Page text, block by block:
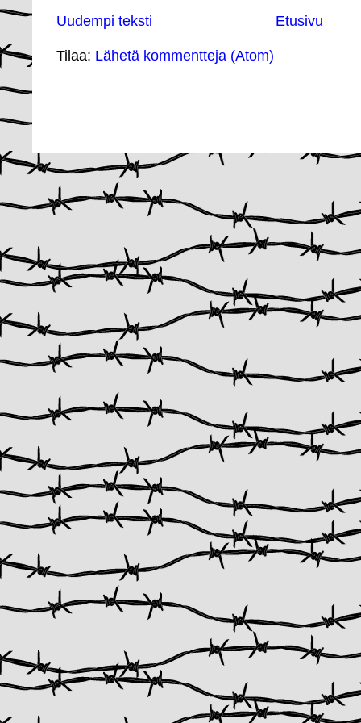
Uudempi teksti Etusivu
Tilaa: Lähetä kommentteja (Atom)